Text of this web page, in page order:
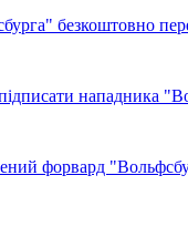
безкоштовно
нападника
форвард